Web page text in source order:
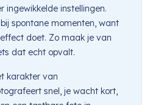
ingewikkelde instellingen.
spontane momenten, want
doet. Zo maak je van
dat echt opvalt.
karakter van
snel, je wacht kort,